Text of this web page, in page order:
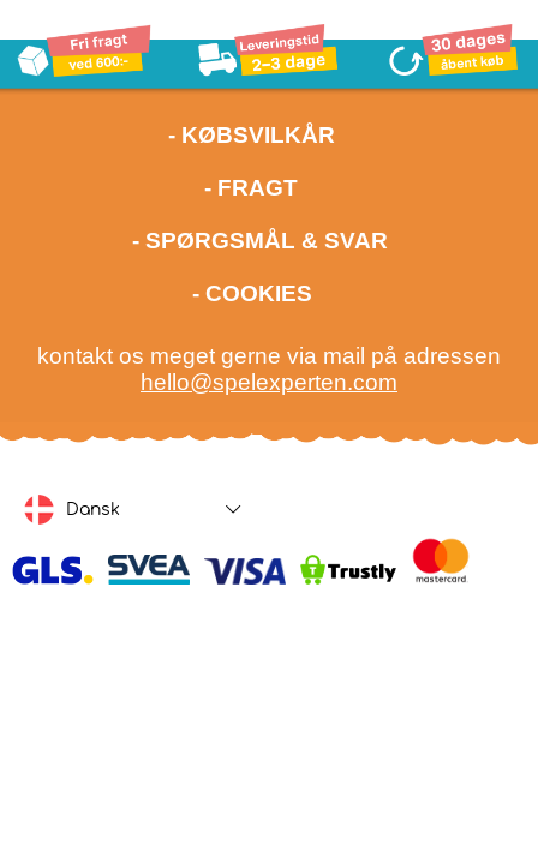
- KØBSVILKÅR
- FRAGT
- SPØRGSMÅL & SVAR
- COOKIES
kontakt os meget gerne via mail på adressen
hello@spelexperten.com
Dansk